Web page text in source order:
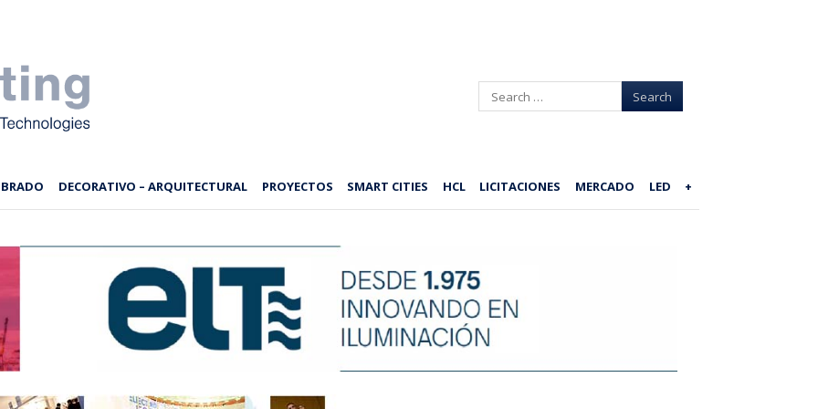
Search
DECORATIVO – ARQUITECTURAL PROYECTOS SMART CITIES HCL LICITACIONES MERCADO LED +